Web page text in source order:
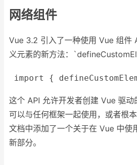
网络组件
Vue 3.2 引入了一种使用 Vue 组件
义元素的新方法：`
import {
这个 API 允许开发者创建 Vue 驱
可以与任何框架一起使用，或者根
文档中添加了一个关于在 Vue 中使
新部分。